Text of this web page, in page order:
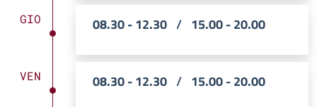
GIO 08.30 - 12.30 / 15.00 - 20.00
VEN 08.30 - 12.30 / 15.00 - 20.00